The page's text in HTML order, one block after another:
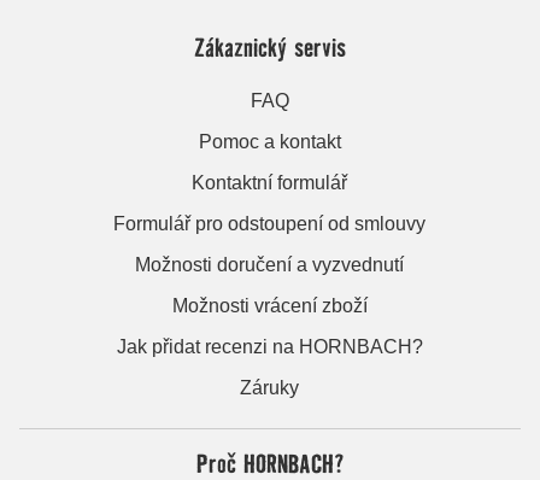
Zákaznický servis
FAQ
Pomoc a kontakt
Kontaktní formulář
Formulář pro odstoupení od smlouvy
Možnosti doručení a vyzvednutí
Možnosti vrácení zboží
Jak přidat recenzi na HORNBACH?
Záruky
Proč HORNBACH?